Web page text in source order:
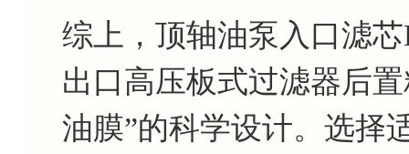
综上，顶轴油泵入口滤
出口高压板式过滤器后
油膜”的科学设计。选择